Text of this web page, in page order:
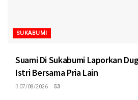
SUKABUMI
Suami Di Sukabumi Laporkan
Istri Bersama Pria Lain
07/08/2026 53